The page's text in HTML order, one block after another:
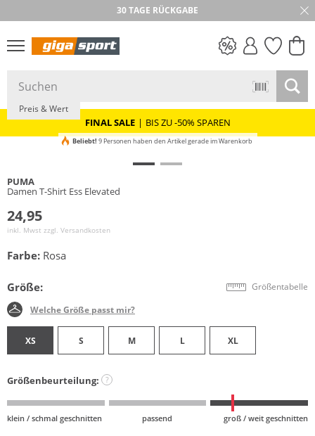
30 TAGE RÜCKGABE
PREIS & WERT
FINAL SALE | BIS ZU -50% SPAREN
NEU
Preis & Wert
Beliebt! 9 Personen haben den Artikel gerade im Warenkorb
PUMA
Damen T-Shirt Ess Elevated
24,95
inkl. Mwst zzgl. Versandkosten
Farbe: Rosa
Größe: Größentabelle
Welche Größe passt mir?
XS S M L XL
Größenbeurteilung: ?
klein / schmal geschnitten passend groß / weit geschnitten